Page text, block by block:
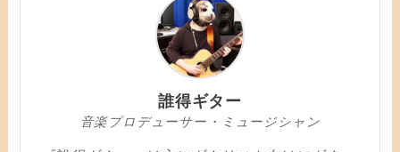
誰得ギター
音楽プロデューサー・ミュージシャン